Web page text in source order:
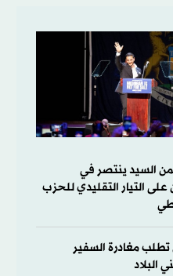
السيد ينتصر في
التيار التقليدي للحزب
تطلب مغادرة السفير
البلاد